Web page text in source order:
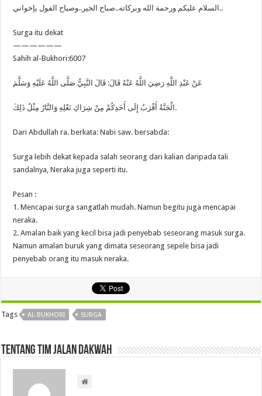
Dekat
السلام عليكم ورحمة الله وبركاته..صباح الخير..وصباح الفول يإخواني..
Surga itu dekat
——————
Sahih al-Bukhori:6007
عَنْ عَبْدِ اللَّهِ رَضِيَ اللَّهُ عَنْهُ قَالَ: قَالَ النَّبِيُّ صَلَّى اللَّهُ عَلَيْهِ وَسَلَّمَ
الْجَنَّةُ أَقْرَبُ إِلَى أَحَدِكُمْ مِنْ شِرَاكِ نَعْلِهِ وَالنَّارُ مِثْلُ ذَلِكَ.
Dari Abdullah ra. berkata: Nabi saw. bersabda:
Surga lebih dekat kepada salah seorang dari kalian daripada tali
sandalnya, Neraka juga seperti itu.
Pesan :
1. Mencapai surga sangatlah mudah. Namun begitu juga mencapai
neraka.
2. Amalan baik yang kecil bisa jadi penyebab seseorang masuk surga.
Namun amalan buruk yang dimata seseorang sepele bisa jadi
penyebab orang itu masuk neraka.
Tags AL-BUKHORI SURGA
Tentang Tim Jalan Dakwah